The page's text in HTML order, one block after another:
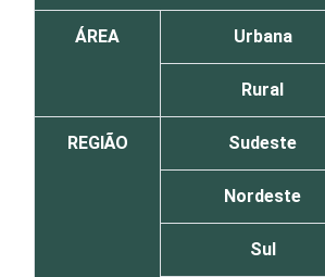
ÁREA Urbana
Rural
REGIÃO Sudeste
Nordeste
Sul